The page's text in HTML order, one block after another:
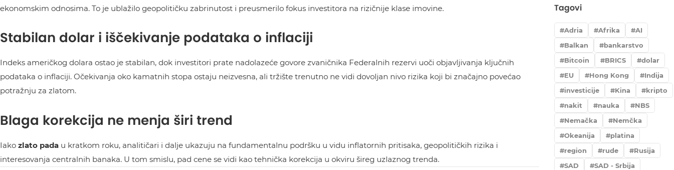
ekonomskim odnosima. To je ublažilo geopolitičku zabrinutost i preusmerilo fokus investitora na rizičnije klase imovine.
Stabilan dolar i iščekivanje podataka o inflaciji
Indeks američkog dolara ostao je stabilan, dok investitori prate nadolazeće govore zvaničnika Federalnih rezervi uoči objavljivanja ključnih
podataka o inflaciji. Očekivanja oko kamatnih stopa ostaju neizvesna, ali tržište trenutno ne vidi dovoljan nivo rizika koji bi značajno povećao
potražnju za zlatom.
Blaga korekcija ne menja širi trend
Iako zlato pada u kratkom roku, analitičari i dalje ukazuju na fundamentalnu podršku u vidu inflatornih pritisaka, geopolitičkih rizika i
interesovanja centralnih banaka. U tom smislu, pad cene se vidi kao tehnička korekcija u okviru šireg uzlaznog trenda.
Tagovi
Adria Afrika
AI
Balkan
bankarstvo
Bitcoin
BRICS
dolar
EU
Hong Kong
Indija
investicije
Kina
kripto
nakit
nauka
NBS
Nemačka
Nemčka
Okeanija
platina
region
rude
Rusija
SAD
SAD - Srbija